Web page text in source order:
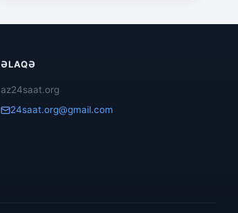
ƏLAQƏ
az24saat.org
24saat.org@gmail.com